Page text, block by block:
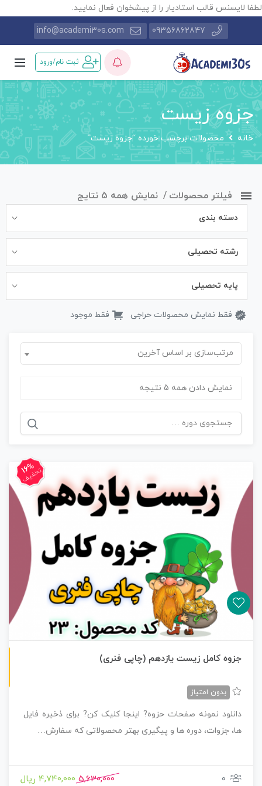
لطفا لایسنس قالب استادیار را از پیشخوان فعال نمایید.
09356862847
info@academi30s.com
ثبت نام/ورود
جزوه زیست
خانه محصولات برچسب خورده “جزوه زیست”
فیلتر محصولات نمایش همه 5 نتایج
دسته بندی
رشته تحصیلی
پایه تحصیلی
فقط نمایش محصولات حراجی فقط موجود
مرتب‌سازی بر اساس آخرین
نمایش دادن همه 5 نتیجه
جستجو
برای:
16%
تخفیف
جزوه کامل زیست یازدهم (چاپی فنری)
بدون امتیاز
دانلود نمونه صفحات حزوه? اینجا کلیک کن? برای ذخیره فایل
ها، جزوات، دوره ها و پیگیری بهتر محصولاتی که سفارش…
0
5,630,000 4,740,000 ریال